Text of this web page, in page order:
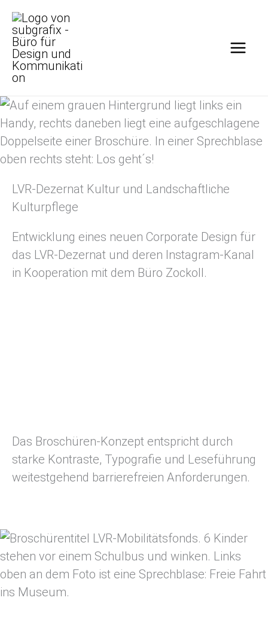
Zum
Inhalt
springen
Zum
Footer
springen
LVR-Dezernat Kultur und Landschaftliche
Kulturpflege
Entwicklung eines neuen Corporate Design für
das LVR-Dezernat und deren Instagram-Kanal
in Kooperation mit dem Büro Zockoll.
Das Broschüren-Konzept entspricht durch
starke Kontraste, Typografie und Leseführung
weitestgehend barrierefreien Anforderungen.